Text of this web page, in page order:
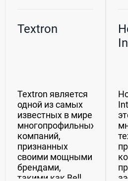
Textron
Textron является
одной из самых
известных в мире
многопрофильных
компаний,
признанных
своими мощными
брендами,
такими как Bell